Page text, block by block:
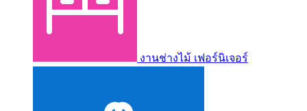
งานช่างไม้ เฟอร์นิเจอร์